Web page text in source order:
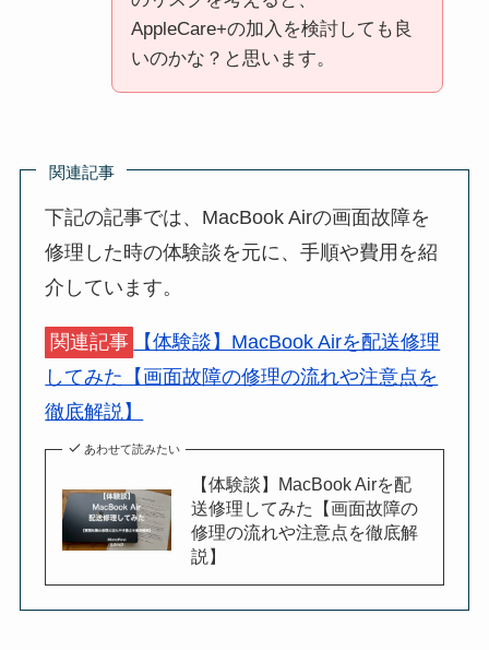
AppleCare+の加入を検討しても良
いのかな？と思います。
関連記事
下記の記事では、MacBook Airの画面故障を
修理した時の体験談を元に、手順や費用を紹
介しています。
関連記事
【体験談】MacBook Airを配送修理
してみた【画面故障の修理の流れや注意点を
徹底解説】
あわせて読みたい
【体験談】MacBook Airを配
送修理してみた【画面故障の
修理の流れや注意点を徹底解
説】